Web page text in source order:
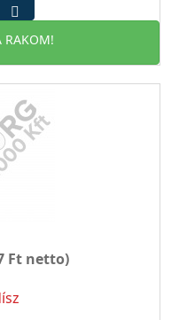
RAKOM!
Ft netto)